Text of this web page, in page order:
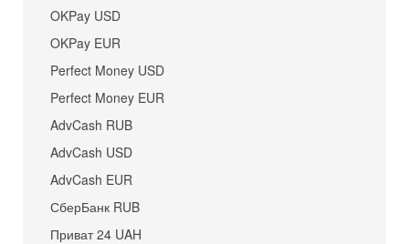
OKPay USD
OKPay EUR
Perfect Money USD
Perfect Money EUR
AdvCash RUB
AdvCash USD
AdvCash EUR
СберБанк RUB
Приват 24 UAH